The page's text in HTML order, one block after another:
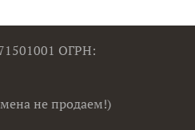
ОГРН:
не продаем!)